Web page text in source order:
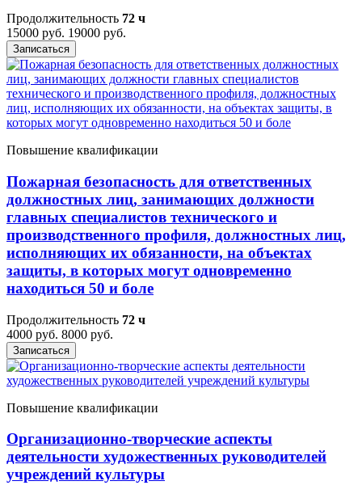
Продолжительность 72 ч
15000 руб. 19000 руб.
Записаться
Повышение квалификации
Пожарная безопасность для ответственных
должностных лиц, занимающих должности
главных специалистов технического и
производственного профиля, должностных лиц,
исполняющих их обязанности, на объектах
защиты, в которых могут одновременно
находиться 50 и боле
Продолжительность 72 ч
4000 руб. 8000 руб.
Записаться
Повышение квалификации
Организационно-творческие аспекты
деятельности художественных руководителей
учреждений культуры